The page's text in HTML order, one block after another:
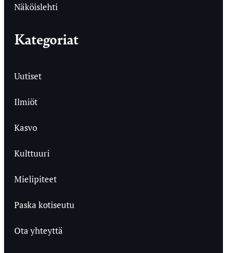
Näköislehti
Kategoriat
Uutiset
Ilmiöt
Kasvo
Kulttuuri
Mielipiteet
Paska kotiseutu
Ota yhteyttä